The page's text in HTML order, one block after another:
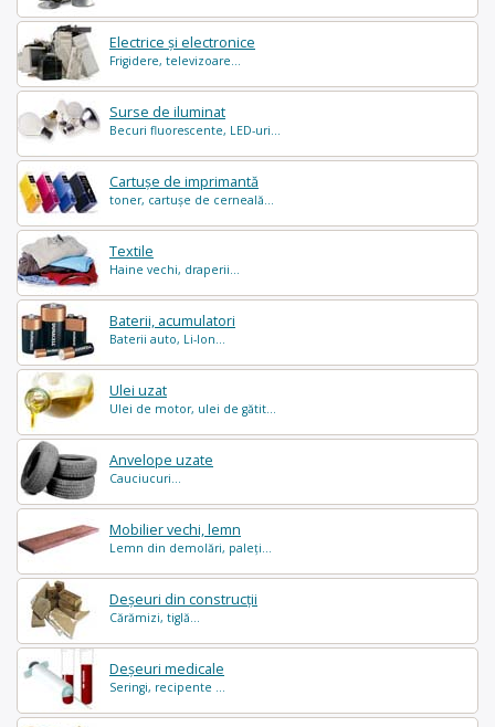
Electrice și electronice
Frigidere, televizoare...
Surse de iluminat
Becuri fluorescente, LED-uri...
Cartușe de imprimantă
toner, cartușe de cerneală...
Textile
Haine vechi, draperii...
Baterii, acumulatori
Baterii auto, Li-Ion...
Ulei uzat
Ulei de motor, ulei de gătit...
Anvelope uzate
Cauciucuri...
Mobilier vechi, lemn
Lemn din demolări, paleți...
Deșeuri din construcții
Cărămizi, tiglă...
Deșeuri medicale
Seringi, recipente ...